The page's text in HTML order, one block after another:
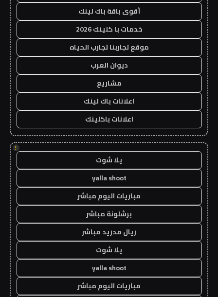
أقوى باقة باك لينك
خدمات با كلينك 2026
موقع تجاربنا تجارب الحياه
ديوان العرب
مشاريع
اعلانات باك لينك
اعلانات باكلينك
!
يلا شوت
yalla shoot
مباريات اليوم مباشر
برشلونة مباشر
ريال مدريد مباشر
يلا شوت
yalla shoot
مباريات اليوم مباشر